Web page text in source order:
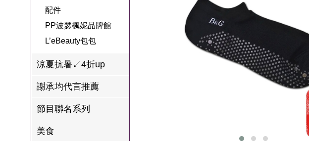
型男大主廚聯
名
推薦
雞精
林聰明沙鍋魚
冷藏 | 冷凍食品
李大娘手工水
ELVIS愛菲斯
金健康石墨烯
台塑生醫
牌館
甘味人生
狀元堂牛樟芝
十時塑
1MORE耳機
配件
PP波瑟楓妮品牌館
L’eBeauty包包
涼夏抗暑↙4折up
謝承均代言推薦
節目聯名系列
美食